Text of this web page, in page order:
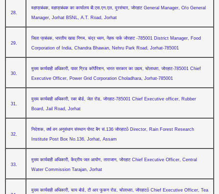
28.
महाप्रबंधक, महाप्रबंधक का कार्यालय बी.एस.एन.एल, दूरसंचार, जोरहाट General Manager, O/o General
Manager, Jorhat BSNL, A.T. Road, Jorhat
29.
जिला प्रबंधक, भारतीय खाद्य निगम, चंद्र भवन, नेहरू पार्क जोरहाट -785001 District Manager, Food
Corporation of India, Chandra Bhawan, Nehru Park Road, Jorhat-785001
30.
मुख्‍य कार्यवाही अधिकारी, पावर ग्रिड कॉर्पोरेशन, भारत सरकार का उद्यम, चोलाधरा, जोरहाट-785001 Chief
Executive Officer, Power Grid Corporation Choladhara, Jorhat-785001
31.
मुख्‍य कार्यवाही अधिकारी, रबर बोर्ड, जेल रोड, जोरहाट-785001 Chief Executive officer, Rubber
Board, Jail Road, Jorhat
32.
निदेशक, वर्षा वन अनुसंधान संस्‍थान पोस्‍ट बैग सं.136 जोरहाटõ Director, Rain Forest Research
Institute Post Box No.136, Jorhat, Assam
33.
मुख्‍य कार्यवाही अधिकारी, केंद्रीय जल आयोग, ताराजान, जोरहाट Chief Executive Officer, Central
Water Commission Tarajan, Jorhat
मुख्‍य कार्यवाही अधिकारी, चाय बोर्ड, टी आर फुकन रोड, चोलाधरा, जोरहाटõ Chief Executive Officer, Tea